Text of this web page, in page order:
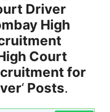
Driver
High
Court
for
‘ Posts.